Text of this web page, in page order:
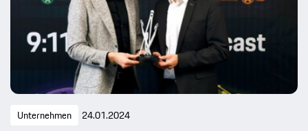
Unternehmen 24.01.2024